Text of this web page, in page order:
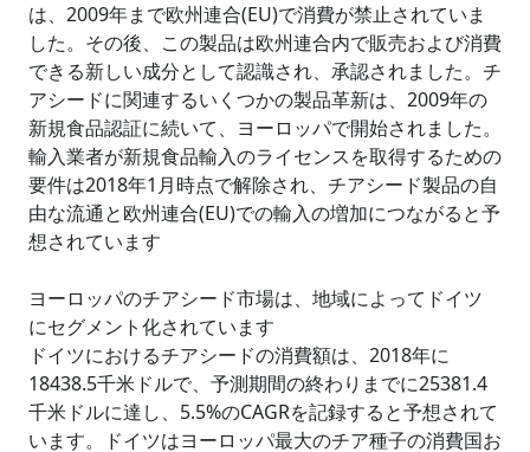
は、2009年まで欧州連合(EU)で消費が禁止されていま
した。その後、この製品は欧州連合内で販売および消費
できる新しい成分として認識され、承認されました。チ
アシードに関連するいくつかの製品革新は、2009年の
新規食品認証に続いて、ヨーロッパで開始されました。
輸入業者が新規食品輸入のライセンスを取得するための
要件は2018年1月時点で解除され、チアシード製品の自
由な流通と欧州連合(EU)での輸入の増加につながると予
想されています
ヨーロッパのチアシード市場は、地域によってドイツ
にセグメント化されています
ドイツにおけるチアシードの消費額は、2018年に
18438.5千米ドルで、予測期間の終わりまでに25381.4
千米ドルに達し、5.5%のCAGRを記録すると予想されて
います。ドイツはヨーロッパ最大のチア種子の消費国お